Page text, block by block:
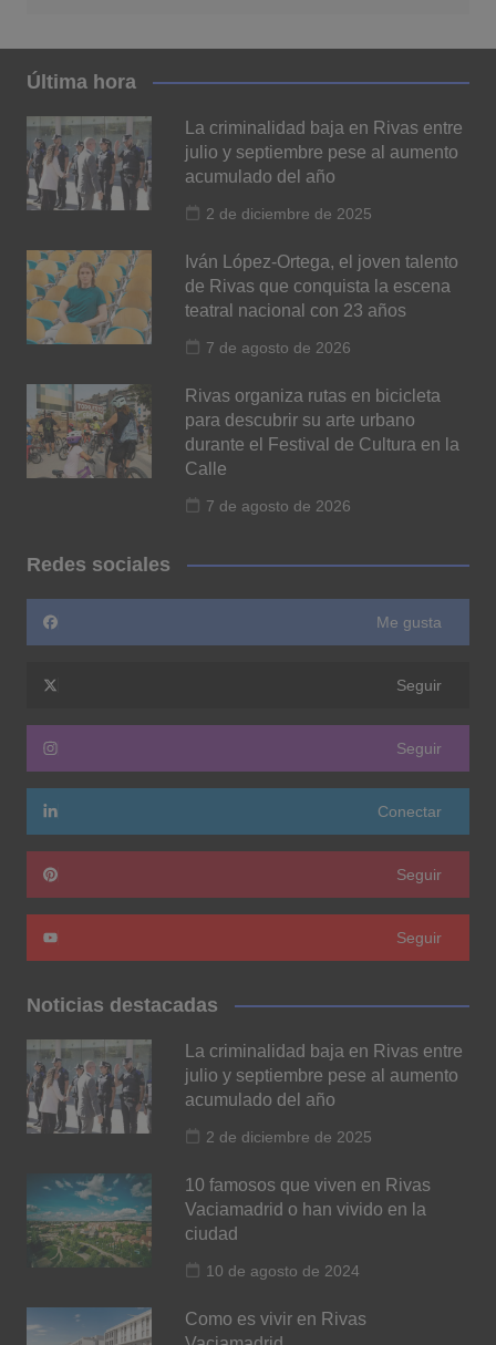
Última hora
La criminalidad baja en Rivas entre
julio y septiembre pese al aumento
acumulado del año
2 de diciembre de 2025
Iván López-Ortega, el joven talento
de Rivas que conquista la escena
teatral nacional con 23 años
7 de agosto de 2026
Rivas organiza rutas en bicicleta
para descubrir su arte urbano
durante el Festival de Cultura en la
Calle
7 de agosto de 2026
Redes sociales
Me gusta
Seguir
Seguir
Conectar
Seguir
Seguir
Noticias destacadas
La criminalidad baja en Rivas entre
julio y septiembre pese al aumento
acumulado del año
2 de diciembre de 2025
10 famosos que viven en Rivas
Vaciamadrid o han vivido en la
ciudad
10 de agosto de 2024
Como es vivir en Rivas